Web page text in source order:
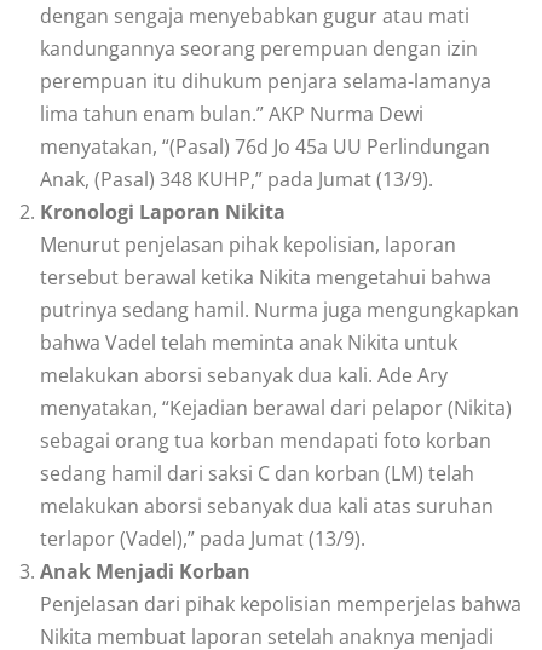
dengan sengaja menyebabkan gugur atau mati
kandungannya seorang perempuan dengan izin
perempuan itu dihukum penjara selama-lamanya
lima tahun enam bulan.” AKP Nurma Dewi
menyatakan, “(Pasal) 76d Jo 45a UU Perlindungan
Anak, (Pasal) 348 KUHP,” pada Jumat (13/9).
Kronologi Laporan Nikita
Menurut penjelasan pihak kepolisian, laporan
tersebut berawal ketika Nikita mengetahui bahwa
putrinya sedang hamil. Nurma juga mengungkapkan
bahwa Vadel telah meminta anak Nikita untuk
melakukan aborsi sebanyak dua kali. Ade Ary
menyatakan, “Kejadian berawal dari pelapor (Nikita)
sebagai orang tua korban mendapati foto korban
sedang hamil dari saksi C dan korban (LM) telah
melakukan aborsi sebanyak dua kali atas suruhan
terlapor (Vadel),” pada Jumat (13/9).
Anak Menjadi Korban
Penjelasan dari pihak kepolisian memperjelas bahwa
Nikita membuat laporan setelah anaknya menjadi